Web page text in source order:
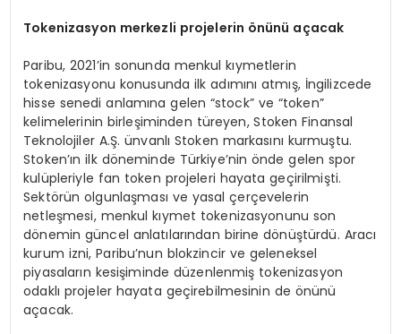
Tokenizasyon merkezli projelerin önünü açacak
Paribu, 2021’in sonunda menkul kıymetlerin
tokenizasyonu konusunda ilk adımını atmış, İngilizcede
hisse senedi anlamına gelen “stock” ve “token”
kelimelerinin birleşiminden türeyen, Stoken Finansal
Teknolojiler A.Ş. ünvanlı Stoken markasını kurmuştu.
Stoken’ın ilk döneminde Türkiye’nin önde gelen spor
kulüpleriyle fan token projeleri hayata geçirilmişti.
Sektörün olgunlaşması ve yasal çerçevelerin
netleşmesi, menkul kıymet tokenizasyonunu son
dönemin güncel anlatılarından birine dönüştürdü. Aracı
kurum izni, Paribu’nun blokzincir ve geleneksel
piyasaların kesişiminde düzenlenmiş tokenizasyon
odaklı projeler hayata geçirebilmesinin de önünü
açacak.